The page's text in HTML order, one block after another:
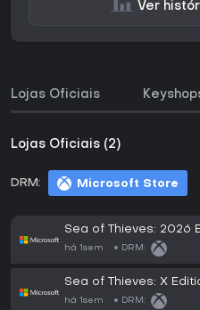
Ver
Lojas Oficiais
Lojas Oficiais (2)
DRM: Microsoft Store
Sea of Thieves: 2026
há 1sem DRM:
Sea of Thieves: X
há 1sem DRM: